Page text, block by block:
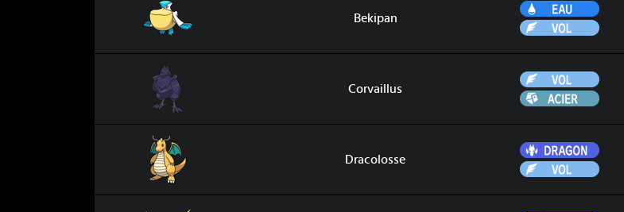
Bekipan
Eau
Vol
Corvaillus
Vol
Acier
Dracolosse
Vol